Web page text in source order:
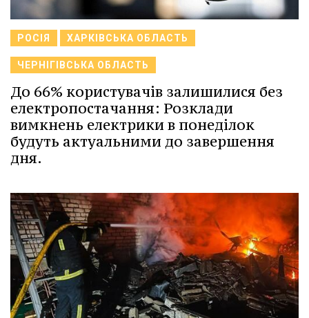
РОСІЯ ХАРКІВСЬКА ОБЛАСТЬ
ЧЕРНІГІВСЬКА ОБЛАСТЬ
До 66% користувачів залишилися без
електропостачання: Розклади
вимкнень електрики в понеділок
будуть актуальними до завершення
дня.